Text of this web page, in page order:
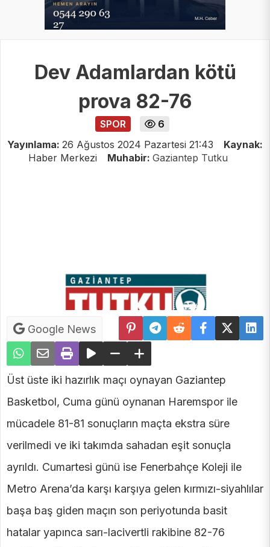
Dev Adamlardan kötü
prova 82-76
SPOR
6
Yayınlama: 26 Ağustos 2024 Pazartesi 21:43
Kaynak:
Haber Merkezi
Muhabir: Gaziantep Tutku
Google News
Üst üste iki hazırlık maçı oynayan Gaziantep
Basketbol, Cuma günü oynanan Haremspor ile
mücadele 81-81 sonuçların maçta ekstra süre
verilmedi ve iki takımda sahadan eşit sonuçla
ayrıldı. Cumartesi günü ise Fenerbahçe Koleji ile
Metro Arena’da karşı karşıya gelen kırmızı-siyahlılar
başa baş giden maçın son periyotunda basit
hatalar yapınca sarı-lacivertli rakibine 82-76